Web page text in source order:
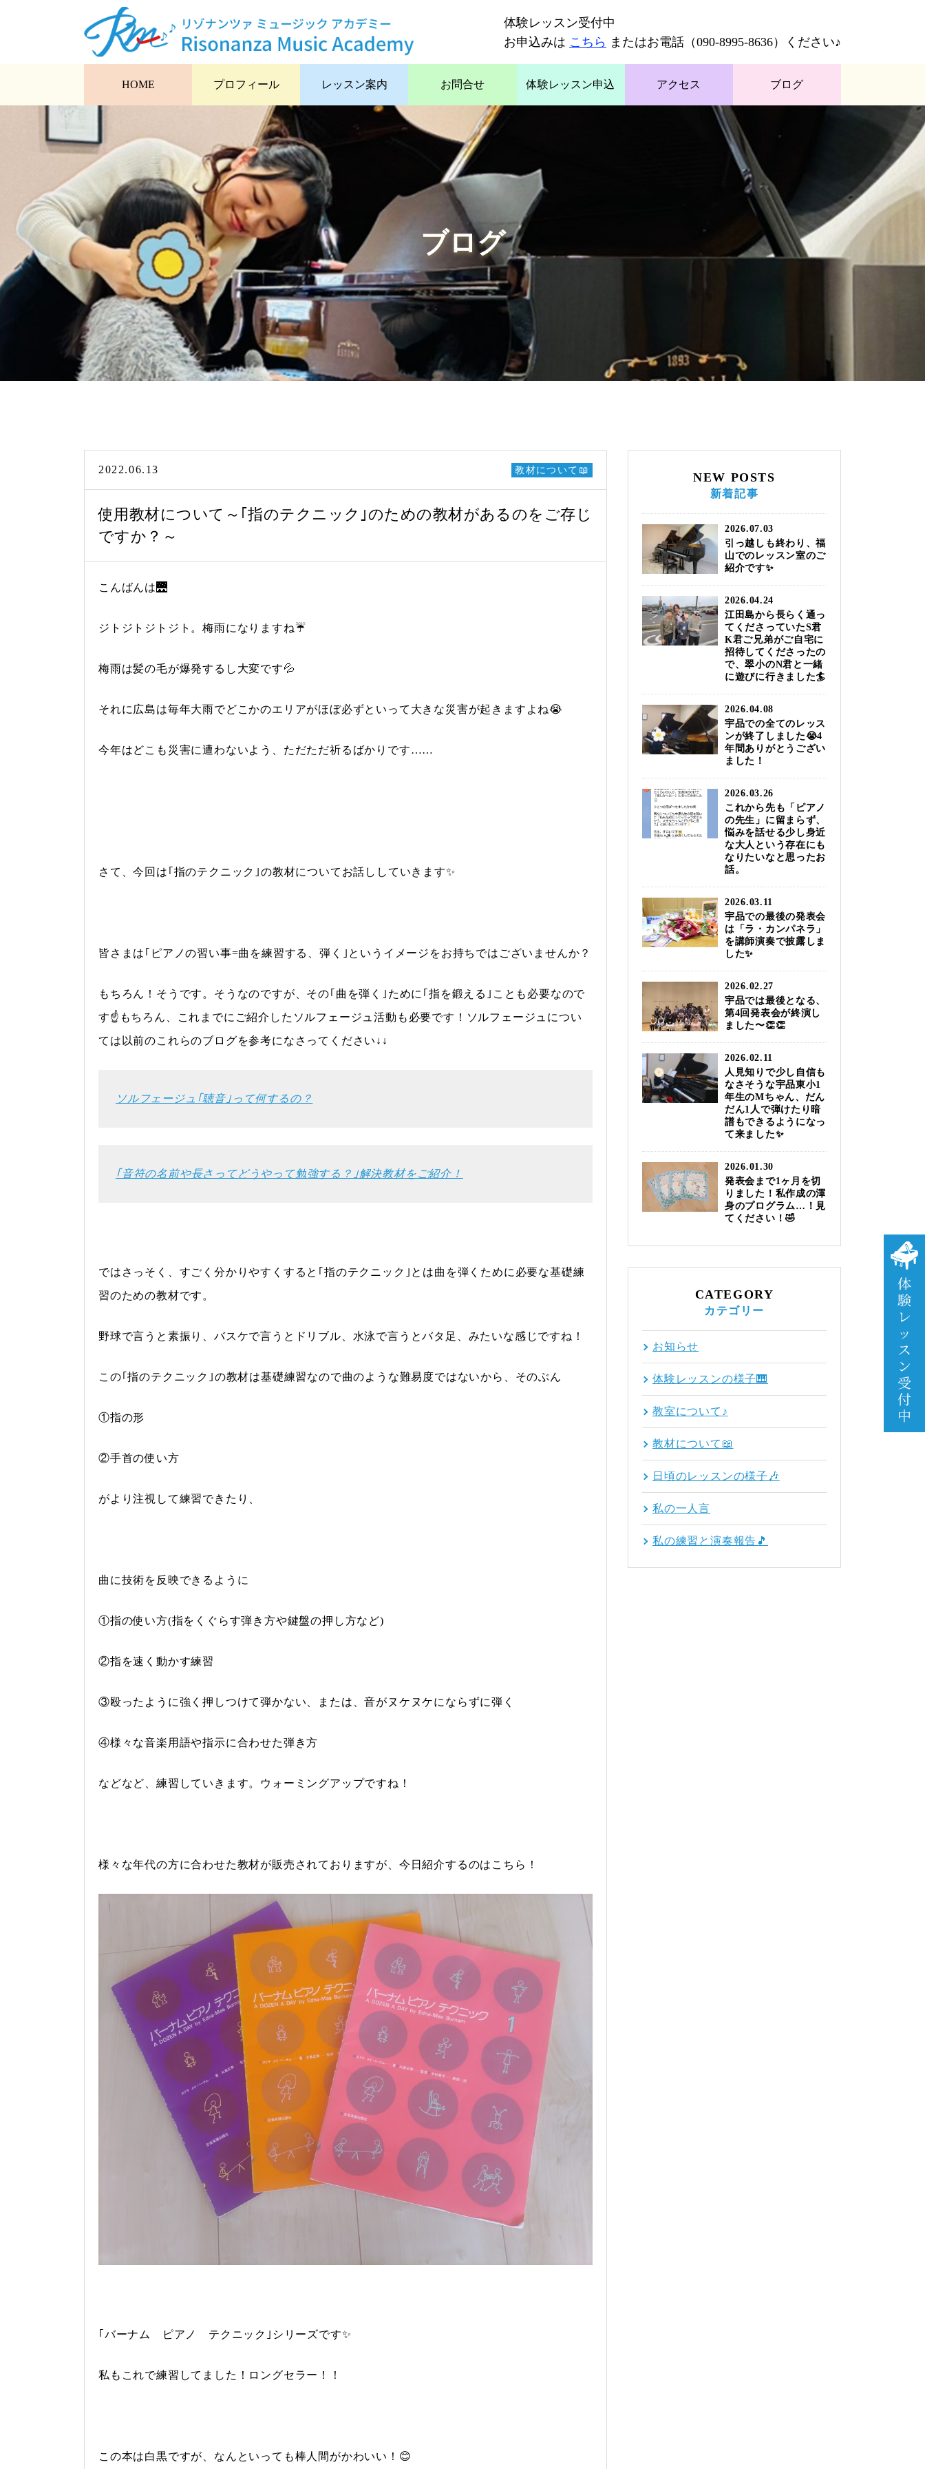
体験レッスン受付中
お申込みは こちら またはお電話（090-8995-8636）ください♪
HOME プロフィール レッスン案内 お問合せ 体験レッスン申込 アクセス ブログ
ブログ
2022.06.13 教材について📖
使用教材について～｢指のテクニック｣のための教材があるのをご存じ
ですか？～
こんばんは🌉
ジトジトジトジト。梅雨になりますね☔
梅雨は髪の毛が爆発するし大変です💦
それに広島は毎年大雨でどこかのエリアがほぼ必ずといって大きな災害が起きますよね😭
今年はどこも災害に遭わないよう、ただただ祈るばかりです……
さて、今回は｢指のテクニック｣の教材についてお話ししていきます✨
皆さまは｢ピアノの習い事=曲を練習する、弾く｣というイメージをお持ちではございませんか？
もちろん！そうです。そうなのですが、その｢曲を弾く｣ために｢指を鍛える｣ことも必要なので
す☝もちろん、これまでにご紹介したソルフェージュ活動も必要です！ソルフェージュについ
ては以前のこれらのブログを参考になさってください↓↓
ソルフェージュ｢聴音｣って何するの？
｢音符の名前や長さってどうやって勉強する？｣解決教材をご紹介！
ではさっそく、すごく分かりやすくすると｢指のテクニック｣とは曲を弾くために必要な基礎練
習のための教材です。
野球で言うと素振り、バスケで言うとドリブル、水泳で言うとバタ足、みたいな感じですね！
この｢指のテクニック｣の教材は基礎練習なので曲のような難易度ではないから、そのぶん
①指の形
②手首の使い方
がより注視して練習できたり、
曲に技術を反映できるように
①指の使い方(指をくぐらす弾き方や鍵盤の押し方など)
②指を速く動かす練習
③殴ったように強く押しつけて弾かない、または、音がヌケヌケにならずに弾く
④様々な音楽用語や指示に合わせた弾き方
などなど、練習していきます。ウォーミングアップですね！
様々な年代の方に合わせた教材が販売されておりますが、今日紹介するのはこちら！
｢バーナム ピアノ テクニック｣シリーズです✨
私もこれで練習してました！ロングセラー！！
この本は白黒ですが、なんといっても棒人間がかわいい！😊
NEW POSTS
新着記事
2026.07.03
引っ越しも終わり、福
山でのレッスン室のご
紹介です✨
2026.04.24
江田島から長らく通っ
てくださっていたS君
K君ご兄弟がご自宅に
招待してくださったの
で、翠小のN君と一緒
に遊びに行きました🏄️
2026.04.08
宇品での全てのレッス
ンが終了しました😭4
年間ありがとうござい
ました！
2026.03.26
これから先も「ピアノ
の先生」に留まらず、
悩みを話せる少し身近
な大人という存在にも
なりたいなと思ったお
話。
2026.03.11
宇品での最後の発表会
は「ラ・カンパネラ」
を講師演奏で披露しま
した✨
2026.02.27
宇品では最後となる、
第4回発表会が終演し
ました〜👏👏
2026.02.11
人見知りで少し自信も
なさそうな宇品東小1
年生のМちゃん、だん
だん1人で弾けたり暗
譜もできるようになっ
て来ました✨
2026.01.30
発表会まで1ヶ月を切
りました！私作成の渾
身のプログラム…！見
てください！🤣
CATEGORY
カテゴリー
お知らせ
体験レッスンの様子🎹
教室について♪
教材について📖
日頃のレッスンの様子🎶
私の一人言
私の練習と演奏報告🎵